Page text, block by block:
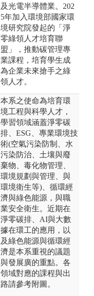
及光電半導體業。202
5年加入環境部國家環
境研究院發起的「淨
零綠領人才培育聯
盟」，推動碳管理專
業課程，培育學生成
為企業未來搶手之綠
領人才。
本系之使命為培育環
境工程與科學人才，
學習領域涵蓋淨零碳
排、ESG、專業環境技
術(空氣污染防制、水
污染防治、土壤與廢
棄物、毒化物管理、
環境規劃與管理、與
環境衛生等)、循環經
濟與綠色能源，與職
業安全衛生。近期在
淨零碳排、AI與大數
據在環工的應用，以
及綠色能源與循環經
濟是本系重視的議題
與發展廣的重點。各
領域對應的課程與出
路請參考附圖。